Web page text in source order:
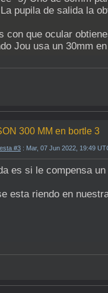
pupila de salida la
con que ocular
Jou usa un 30mm
300 MM en bortle 3
#3 : Mar, 07 Jun 2022, 19:49
es si le compensa
esta riendo en